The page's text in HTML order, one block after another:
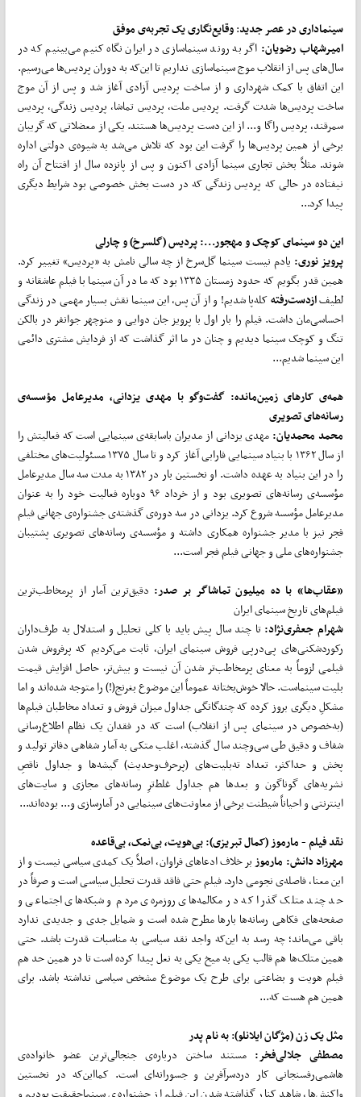
سینماداری در عصر جدید:وقایع‌نگاری یک تجربه‌ی موفق
امیرشهاب رضویان: اگر به روند سینماسازی در ایران نگاه کنیم می‌بینیم که در
سال‌های پس از انقلاب موج سینماسازی نداریم تا این‌که به دوران پردیس‌ها می‌رسیم.
این اتفاق با کمک شهرداری و از ساخت پردیس آزادی آغاز شد و پس از آن موج
ساخت پردیس‌ها شدت گرفت. پردیس ملت، پردیس تماشا، پردیس زندگی، پردیس
سمرقند، پردیس راگا و... از این دست پردیس‌ها هستند. یکی از معضلاتی که گریبان
برخی از همین پردیس‌ها را گرفت این بود که تلاش می‌شد به شیوه‌ی دولتی اداره
شوند. مثلاً بخش تجاری سینما آزادی اکنون و پس از پانزده سال از افتتاح آن راه
نیفتاده در حالی که پردیس زندگی که در دست بخش خصوصی بود شرایط دیگری
پیدا کرد...
این دو سینمای کوچک و مهجور...: پردیس (گلسرخ) و چارلی
پرویز نوری: یادم نیست سینما گل‌سرخ از چه سالی نامش به «پردیس» تغییر کرد.
همین قدر بگویم که حدود زمستان ۱۳۳۵ بود که ما در آن سینما با فیلم عاشقانه و
لطیفازدسترفتهکله‌پا شدیم! و از آن پس، این سینما نقش بسیار مهمی در زندگی
احساسی‌مان داشت. فیلم را بار اول با پرویز جان دوایی و منوچهر جوانفر در بالکن
تنگ و کوچک سینما دیدیم و چنان در ما اثر گذاشت که از فردایش مشتری دائمی
این سینما شدیم...
همه‌ی کارهای زمینمانده: گفت‌وگو با مهدی یزدانی، مدیرعامل مؤسسه‌ی
رسانه‌های تصویری
محمد محمدیان:مهدی یزدانی از مدیران باسابقه‌ی سینمایی است که فعالیتش را
از سال ۱۳۶۲ با بنیاد سینمایی فارابی آغاز کرد و تا سال ۱۳۷۵ مسئولیت‌های مختلفی
را در این بنیاد به عهده داشت. او نخستین بار در ۱۳۸۲ به مدت سه سال مدیرعامل
مؤسسه‌ی رسانه‌های تصویری بود و از خرداد ۹۶ دوباره فعالیت خود را به عنوان
مدیرعامل مؤسسه شروع کرد. یزدانی در سه دوره‌ی گذشته‌ی جشنواره‌ی جهانی فیلم
فجر نیز با مدیر جشنواره همکاری داشته و مؤسسه‌ی رسانه‌های تصویری پشتیبان
جشنواره‌های ملی و جهانی فیلم فجر است...
«عقابها» با ده میلیون تماشاگر بر صدر:دقیق‌ترین آمار از پرمخاطب‌ترین
فیلم‌های تاریخ سینمای ایران
شهرام جعفرینژاد: تا چند سال پیش باید با کلی تحلیل و استدلال به طرف‌داران
رکوردشکنی‌های پی‌درپی فروش سینمای ایران، ثابت می‌کردیم که پرفروش شدن
فیلمی لزوماً به معنای پرمخاطب‌تر شدن آن نیست و بیش‌تر، حاصل افزایش قیمت
بلیت سینماست. حالا خوش‌بختانه عموماً این موضوع بغرنج(!) را متوجه شده‌اند و اما
مشکلِ دیگری بروز کرده که چندگانگی جداول میزان فروش و تعداد مخاطبان فیلم‌ها
(به‌خصوص در سینمای پس از انقلاب) است که در فقدان یک نظام اطلاع‌رسانی
شفاف و دقیق طی سی‌وچند سال گذشته، اغلب متکی به آمار شفاهی دفاتر تولید و
پخش و حداکثر، تعداد ته‌بلیت‌های (پرحرف‌وحدیث) گیشه‌ها و جداول ناقصِ
نشریه‌های گوناگون و بعدها هم جداول غلط‌ترِ رسانه‌های مجازی و سایت‌های
اینترنتی و احیاناً شیطنت برخی از معاونت‌های سینمایی در آمارسازی و... بوده‌اند...
نقد فیلم - مارموز (کمال تبریزی): بی‌هویت، بی‌نمک، بی‌قاعده
مهرزاد دانش: مارموزبر خلاف ادعاهای فراوان، اصلاً یک کمدی سیاسی نیست و از
این معنا، فاصله‌ی نجومی دارد. فیلم حتی فاقد قدرت تحلیل سیاسی است و صرفاً در
حد چند متلک گذرا که در مکالمه‌های روزمره‌ی مردم و شبکه‌های اجتماعی و
صفحه‌های فکاهی رسانه‌ها بارها مطرح شده است و شمایل جدی و جدیدی ندارد
باقی می‌ماند؛ چه رسد به این‌که واجد نقد سیاسی به مناسبات قدرت باشد. حتی
همین متلک‌ها هم قالب یکی به میخ یکی به نعل پیدا کرده است تا در همین حد هم
فیلم هویت و بضاعتی برای طرح یک موضوع مشخص سیاسی نداشته باشد. برای
همین هم هست که...
مثل یک زن (مژگان ایلانلو):به نام پدر
مصطفی جلالیفخر: مستند ساختن درباره‌ی جنجالی‌ترین عضو خانواده‌ی
هاشمی‌رفسنجانی کار دردسرآفرین و جسورانه‌ای است. کمااین‌که در نخستین